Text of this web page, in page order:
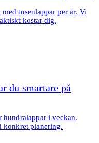
tusenlappar per år. Vi
kostar dig.
du smartare på
hundralappar i veckan.
konkret planering.